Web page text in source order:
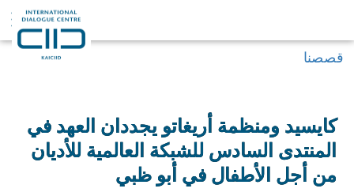
قصصنا
كايسيد ومنظمة أريغاتو يجددان العهد في
المنتدى السادس للشبكة العالمية للأديان
من أجل الأطفال في أبو ظبي